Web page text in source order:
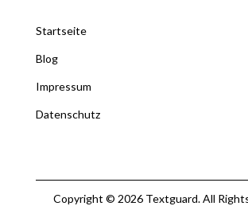
Startseite
Blog
Impressum
Datenschutz
Copyright © 2026 Textguard. All